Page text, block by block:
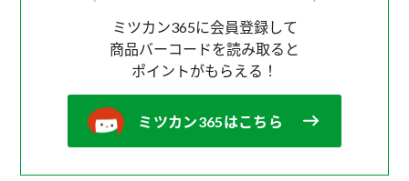
ミツカン365に会員登録して
商品バーコードを読み取ると
ポイントがもらえる！
ミツカン365はこちら